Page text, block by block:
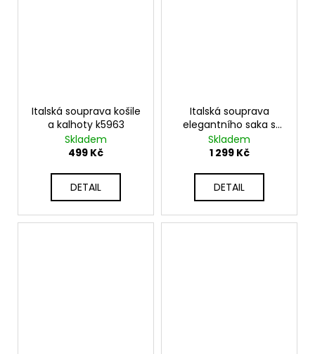
Italská souprava košile
a kalhoty k5963
Skladem
499 Kč
DETAIL
Italská souprava
elegantního saka s
kalhotami K80172B
Skladem
1 299 Kč
DETAIL